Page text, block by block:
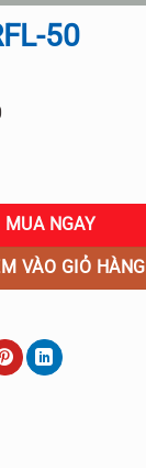
50
MUA NGAY
VÀO GIỎ HÀNG